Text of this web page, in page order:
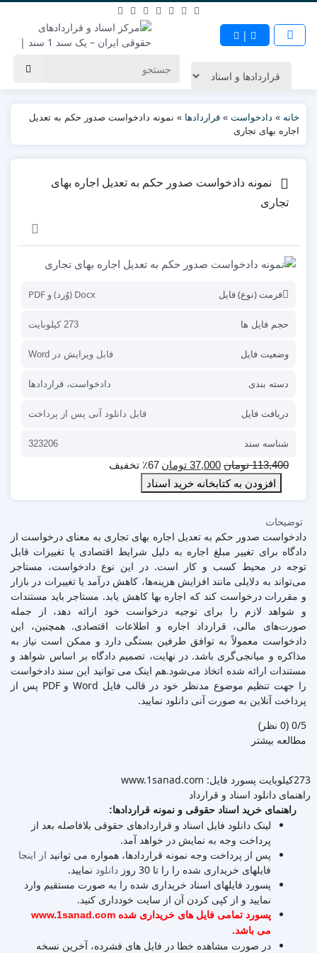
|
خانه » دادخواست » قراردادها » نمونه دادخواست صدور حکم به تعدیل
اجاره بهای تجاری
نمونه دادخواست صدور حکم به تعدیل اجاره بهای
تجاری
فرمت (نوع) فایل Docx (وُرد) و PDF
حجم فایل ها 273 کیلوبایت
وضعیت فایل قابل ویرایش در Word
دسته بندی دادخواست، قراردادها
دریافت فایل قابل دانلود آنی پس از پرداخت
شناسه سند 323206
113,400 تومان 37,000 تومان ٪67 تخفیف
افزودن به کتابخانه خرید اسناد
توضیحات
دادخواست صدور حکم به تعدیل اجاره بهای تجاری به معنای درخواست از
دادگاه برای تغییر مبلغ اجاره به دلیل شرایط اقتصادی یا تغییرات قابل
توجه در محیط کسب و کار است. در این نوع دادخواست، مستاجر
می‌تواند به دلایلی مانند افزایش هزینه‌ها، کاهش درآمد یا تغییرات در بازار
و مقررات درخواست کند که اجاره بها کاهش یابد. مستاجر باید مستندات
و شواهد لازم را برای توجیه درخواست خود ارائه دهد، از جمله
صورت‌های مالی، قرارداد اجاره و اطلاعات اقتصادی. همچنین، این
دادخواست معمولاً به توافق طرفین بستگی دارد و ممکن است نیاز به
مذاکره و میانجی‌گری باشد. در نهایت، تصمیم دادگاه بر اساس شواهد و
مستندات ارائه شده اتخاذ می‌شود.هم اینک می توانید این سند دادخواست
را جهت تنظیم موضوع مدنظر خود در قالب فایل Word و PDF پس از
پرداخت آنلاین به صورت آنی دانلود نمایید.
‫0/5 ‫(0 نظر)
مطالعه بیشتر
273کیلوبایت
پسورد فایل: www.1sanad.com
راهنمای دانلود اسناد و قرارداد
راهنمای خرید اسناد حقوقی و نمونه قراردادها:
لینک دانلود فایل اسناد و قراردادهای حقوقی بلافاصله بعد از
پرداخت وجه به نمایش در خواهد آمد.
پس از پرداخت وجه نمونه قراردادها، همواره می توانید از اینجا
فایلهای خریداری شده را را تا 30 روز
دانلود نمایید.
پسورد فایلهای اسناد خریداری شده را به صورت مستقیم وارد
نمایید و از کپی کردن آن از سایت خودداری کنید.
پسورد تمامی فایل های خریداری شده www.1sanad.com
می باشد.
در صورت مشاهده خطا در فایل های فشرده، آخرین نسخه